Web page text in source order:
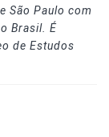
São Paulo com
Brasil. É
de Estudos